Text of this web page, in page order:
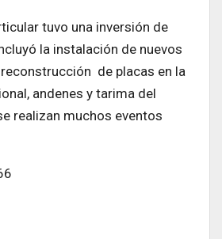
tuvo una inversión de
la instalación de nuevos
de placas en la
andenes y tarima del
realizan muchos eventos